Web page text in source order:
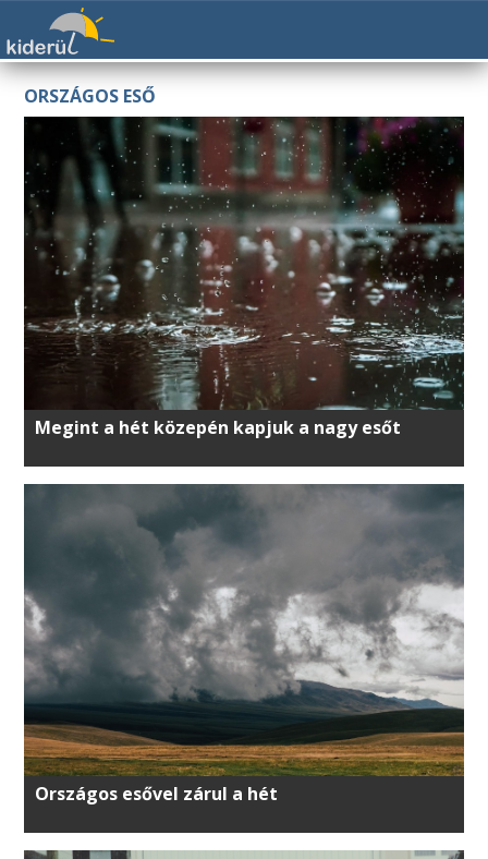
ORSZÁGOS ESŐ
Megint a hét közepén kapjuk a nagy esőt
Országos esővel zárul a hét